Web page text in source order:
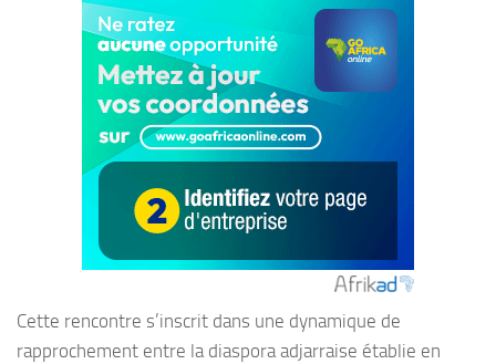
Cette rencontre s’inscrit dans une dynamique de
rapprochement entre la diaspora adjarraise établie en